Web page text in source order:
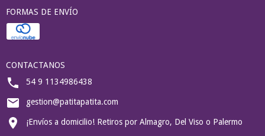
FORMAS DE ENVÍO
CONTACTANOS
54 9 1134986438
gestion@patitapatita.com
¡Envíos a domicilio! Retiros por Almagro, Del Viso o Palermo